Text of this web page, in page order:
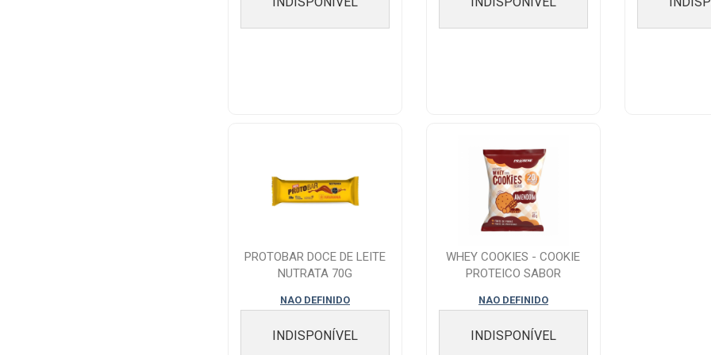
PROTOBAR DOCE DE LEITE
NUTRATA 70G
NAO DEFINIDO
INDISPONÍVEL
WHEY COOKIES - COOKIE
PROTEICO SABOR
NAO DEFINIDO
INDISPONÍVEL